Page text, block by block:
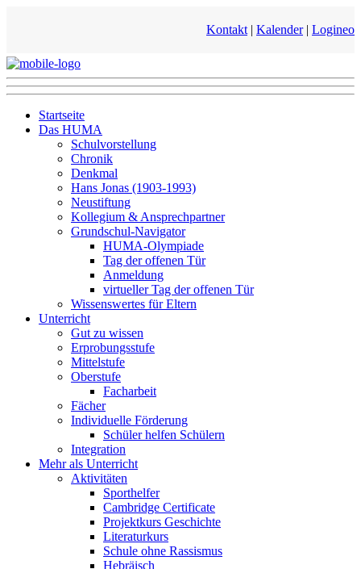
Kontakt | Kalender| Logineo
Startseite
Das HUMA
Schulvorstellung
Chronik
Denkmal
Hans Jonas (1903-1993)
Neustiftung
Kollegium & Ansprechpartner
Grundschul-Navigator
HUMA-Olympiade
Tag der offenen Tür
Anmeldung
virtueller Tag der offenen Tür
Wissenswertes für Eltern
Unterricht
Gut zu wissen
Erprobungsstufe
Mittelstufe
Oberstufe
Facharbeit
Fächer
Individuelle Förderung
Schüler helfen Schülern
Integration
Mehr als Unterricht
Aktivitäten
Sporthelfer
Cambridge Certificate
Projektkurs Geschichte
Literaturkurs
Schule ohne Rassismus
Hebräisch